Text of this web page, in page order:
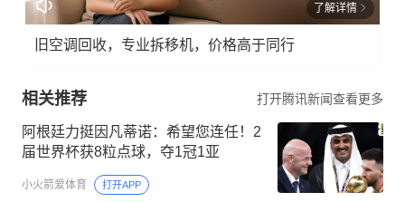
了解详情
旧空调回收，专业拆移机，价格高于同行
相关推荐 打开腾讯新闻查看更多
阿根廷力挺因凡蒂诺：希望您连任！2
届世界杯获8粒点球，夺1冠1亚
小火箭爱体育 打开APP